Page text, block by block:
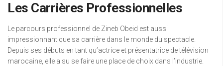
Les Carrières Professionnelles
Le parcours professionnel de Zineb Obeid est aussi
impressionnant que sa carrière dans le monde du spectacle.
Depuis ses débuts en tant qu’actrice et présentatrice de télévision
marocaine, elle a su se faire une place de choix dans l’industrie.